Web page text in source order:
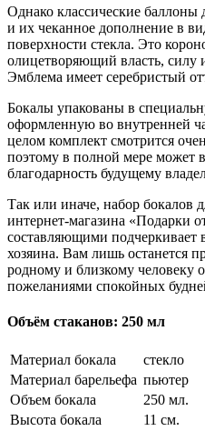
Однако классические баллоны
и их чеканное дополнение в
поверхности стекла. Это
олицетворяющий власть,
Эмблема имеет серебристый
Бокалы упакованы в
оформленную во внутренней
целом комплект смотрится
поэтому в полной мере может
благодарность будущему
Так или иначе, набор бокалов
интернет-магазина «Подарки
составляющими подчеркивает
хозяина. Вам лишь останется
родному и близкому человеку
пожеланиями спокойных
Объём стаканов: 250 мл
Материал бокала
стекло
Материал барельефа пьютер
Объем бокала
250 мл.
Высота бокала
11 см.